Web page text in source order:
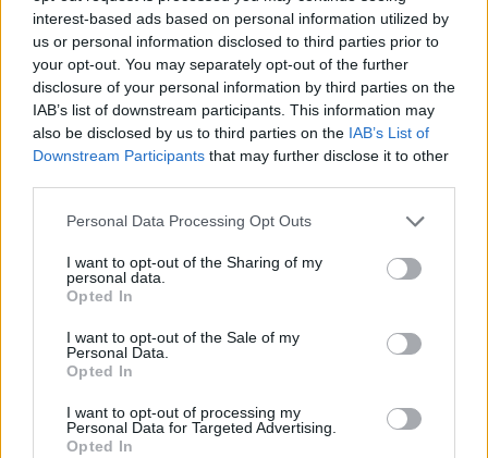
interest-based ads based on personal information utilized by
us or personal information disclosed to third parties prior to
your opt-out. You may separately opt-out of the further
disclosure of your personal information by third parties on the
IAB’s list of downstream participants. This information may
also be disclosed by us to third parties on the IAB’s List of
Downstream Participants that may further disclose it to other
Personal Data Processing Opt Outs
I want to opt-out of the Sharing of my
personal data.
Opted In
I want to opt-out of the Sale of my
Personal Data.
Opted In
I want to opt-out of processing my
Personal Data for Targeted Advertising.
Opted In